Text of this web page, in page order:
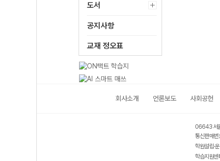
도서
공지사항
교재 정오표
회사소개 언론보도 사회공헌
06643 서
통신판매
학원설립·
학습지원